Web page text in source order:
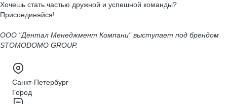
Хочешь стать частью дружной и успешной команды?
Присоединяйся!
ООО "Дентал Менеджмент Компани" выступает под брендом
STOMODOMO GROUP.
Санкт-Петербург
Город